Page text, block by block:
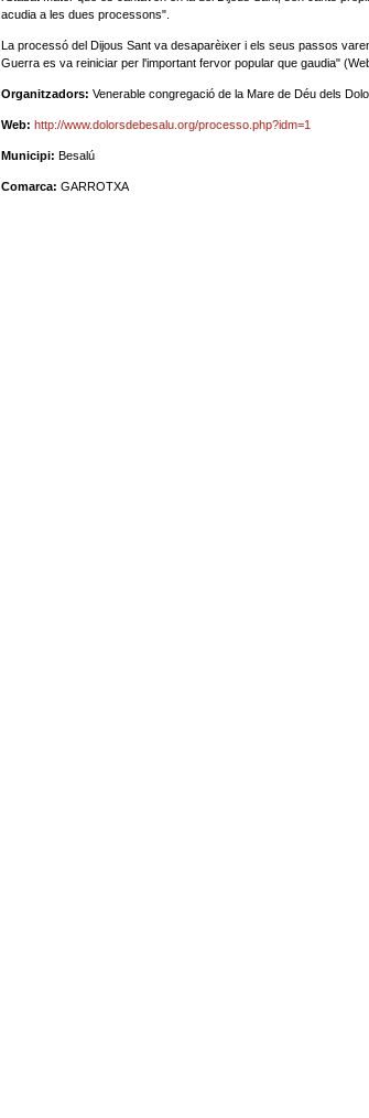
acudia a les dues processons".
La processó del Dijous Sant va desaparèixer i els seus passos
Guerra es va reiniciar per l'important fervor popular que gaudia"
Organitzadors: Venerable congregació de la Mare de Déu dels
Web: http://www.dolorsdebesalu.org/processo.php?idm=1
Municipi: Besalú
Comarca: GARROTXA